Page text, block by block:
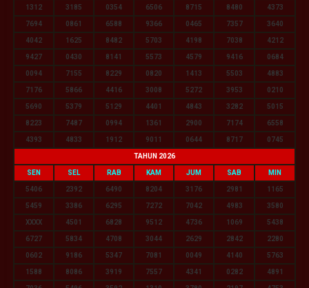
1312 3185 0354 6506 8715 8480 4373
7694 0861 6588 9366 0465 7357 3640
4042 1625 8482 5703 4198 7038 4212
9427 0430 8141 5573 4579 9416 0684
0094 7155 8229 0820 1413 5503 4883
7176 5866 4416 3008 5272 3953 0210
5690 5379 5129 4401 4843 3282 5015
8223 7487 0994 1361 2900 7174 6558
4393 4833 1912 9011 0644 8717 0745
TAHUN 2026
SEN SEL RAB KAM JUM SAB MIN
5406 2392 6490 8204 3176 2981 1165
5459 3386 6295 7272 7042 4983 3580
XXXX 4501 6828 9512 4736 1069 5438
6727 5834 4708 3044 2629 2842 2280
0602 9186 5347 7081 0049 4140 5763
1588 8086 3919 7557 4341 0282 4891